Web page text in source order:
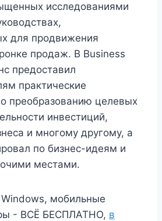
исследованиями
для продвижения
продаж. В Business
предоставил
практические
преобразованию целевых
инвестиций,
и многому другому, а
по бизнес-идеям и
местами.
мобильные
- ВСЁ БЕСПЛАТНО, в